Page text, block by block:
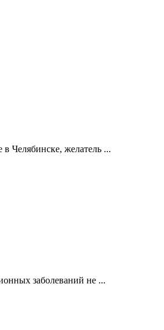
Челябинске, желатель ...
заболеваний не ...